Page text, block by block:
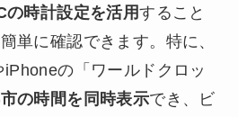
の時計設定を活用すること
単に確認できます。特に、
の「ワールドクロッ
の時間を同時表示でき、ビ